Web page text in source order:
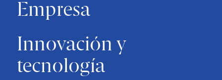
Empresa
Innovación y
tecnología